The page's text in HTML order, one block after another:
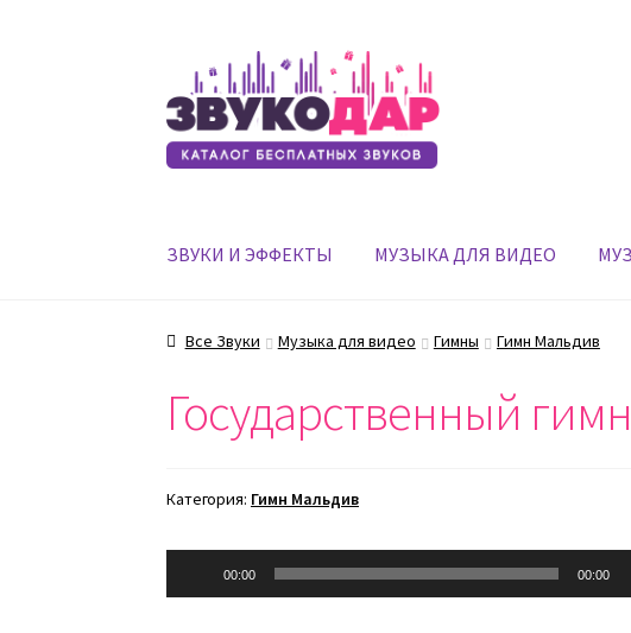
Перейти
к
навигации
Перейти
к
содержимому
ЗВУКИ И ЭФФЕКТЫ МУЗЫКА ДЛЯ ВИДЕО
Все Звуки Музыка для видео Гимны Гимн Мальдив
Государственный
Категория: Гимн Мальдив
00:00 00:00